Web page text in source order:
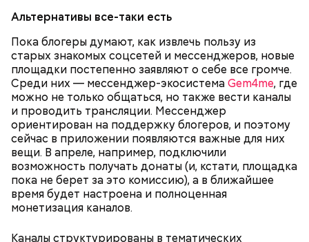
Альтернативы все-таки есть
Пока блогеры думают, как извлечь пользу из
старых знакомых соцсетей и мессенджеров, новые
площадки постепенно заявляют о себе все громче.
Среди них — мессенджер-экосистемаGem4me, где
можно не только общаться, но также вести каналы
и проводить трансляции. Мессенджер
ориентирован на поддержку блогеров, и поэтому
сейчас в приложении появляются важные для них
вещи. В апреле, например, подключили
возможность получать донаты (и, кстати, площадка
пока не берет за это комиссию), а в ближайшее
время будет настроена и полноценная
монетизация каналов.
Каналы структурированы в тематических
«Новым рекордам — быть»: как
активность Эль-Ниньо может
отразиться на предстоящем лете
в России
или просто погаснуть. Однако есть риск, что она
может и взорваться.
Одним из запоминающихся событий того периода
для Макеева стал футбольный матч между
киевским «Динамо» и мадридским «Атлетико»,
— Электричества нет. Но есть электростанция. И
секретарь партийной организации сжалился и
выделил нам цветной телевизор. И мы вечером
смогли посмотреть матч, — вспоминает он.